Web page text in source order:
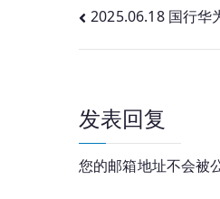
文
章
航
2025.06.18 国行华
发表回复
您的邮箱地址不会被